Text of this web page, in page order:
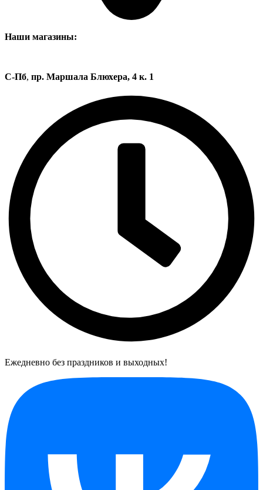
Наши магазины:
С-Пб, пр. Маршала Блюхера, 4 к. 1
Ежедневно без праздников и выходных!